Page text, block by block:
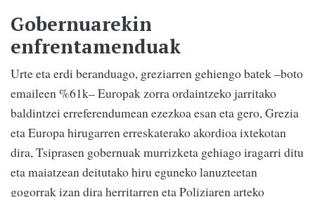
Gobernuarekin
enfrentamenduak
Urte eta erdi beranduago, greziarren gehiengo batek –boto
emaileen %61k– Europak zorra ordaintzeko jarritako
baldintzei erreferendumean ezezkoa esan eta gero, Grezia
eta Europa hirugarren erreskaterako akordioa ixtekotan
dira, Tsiprasen gobernuak murrizketa gehiago iragarri ditu
eta maiatzean deitutako hiru eguneko lanuzteetan
gogorrak izan dira herritarren eta Poliziaren arteko